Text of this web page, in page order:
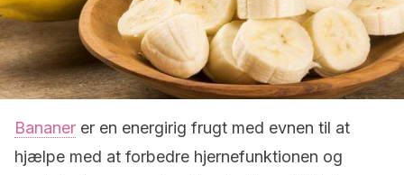
Bananer er en energirig frugt med evnen til at
hjælpe med at forbedre hjernefunktionen og